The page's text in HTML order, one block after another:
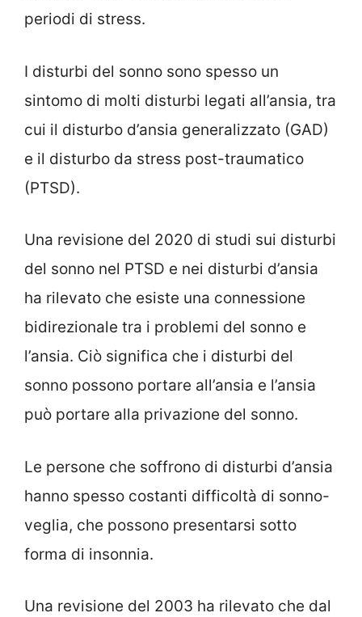
periodi di stress.
I disturbi del sonno sono spesso un
sintomo di molti disturbi legati all’ansia, tra
cui il disturbo d’ansia generalizzato (GAD)
e il disturbo da stress post-traumatico
(PTSD).
Una revisione del 2020 di studi sui disturbi
del sonno nel PTSD e nei disturbi d’ansia
ha rilevato che esiste una connessione
bidirezionale tra i problemi del sonno e
l’ansia. Ciò significa che i disturbi del
sonno possono portare all’ansia e l’ansia
può portare alla privazione del sonno.
Le persone che soffrono di disturbi d’ansia
hanno spesso costanti difficoltà di sonno-
veglia, che possono presentarsi sotto
forma di insonnia.
Una revisione del 2003 ha rilevato che dal